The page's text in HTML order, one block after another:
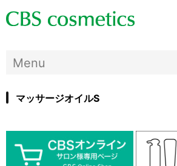
マッサージオイルS